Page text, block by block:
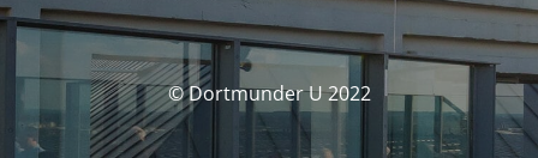
© Dortmunder U 2022